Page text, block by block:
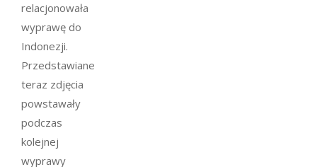
relacjonowała
wyprawę do
Indonezji.
Przedstawiane
teraz zdjęcia
powstawały
podczas
kolejnej
wyprawy